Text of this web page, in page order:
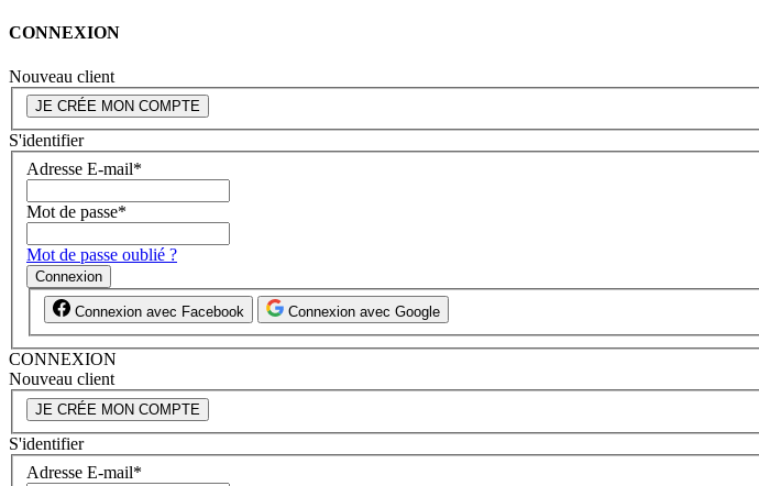
CONNEXION
Nouveau client
JE CRÉE MON COMPTE
S'identifier
Adresse E-mail*
Mot de passe*
Mot de passe oublié ?
Connexion
Connexion avec Facebook Connexion avec Google
CONNEXION
Nouveau client
JE CRÉE MON COMPTE
S'identifier
Adresse E-mail*